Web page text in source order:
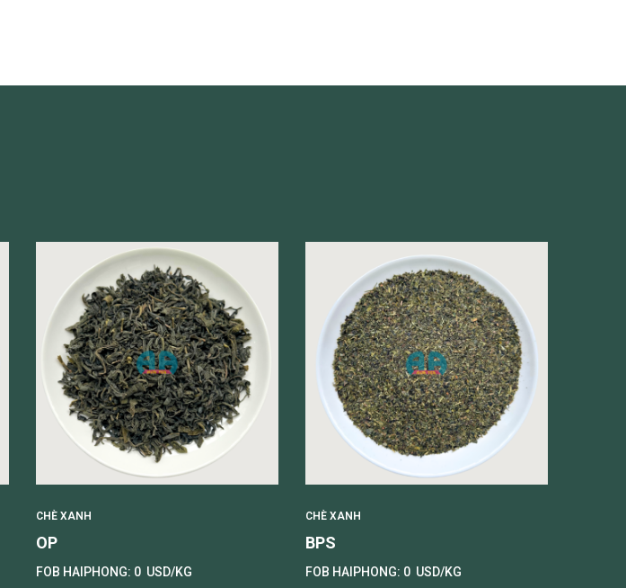
CHÈ XANH
OP
FOB HAIPHONG: 0 USD/KG
CHÈ XANH
BPS
FOB HAIPHONG: 0 USD/KG